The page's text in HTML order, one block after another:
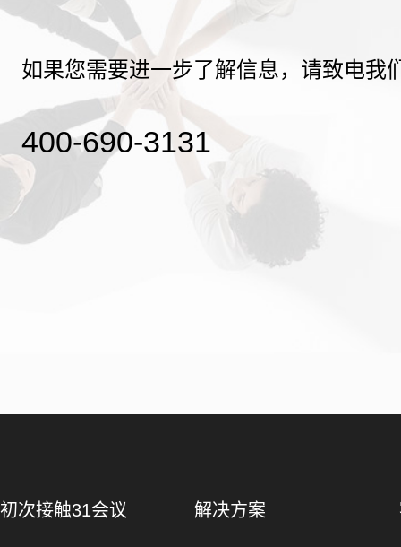
如果您需要进一步了解信息，请致电我
400-690-3131
初次接触31会议 解决方案